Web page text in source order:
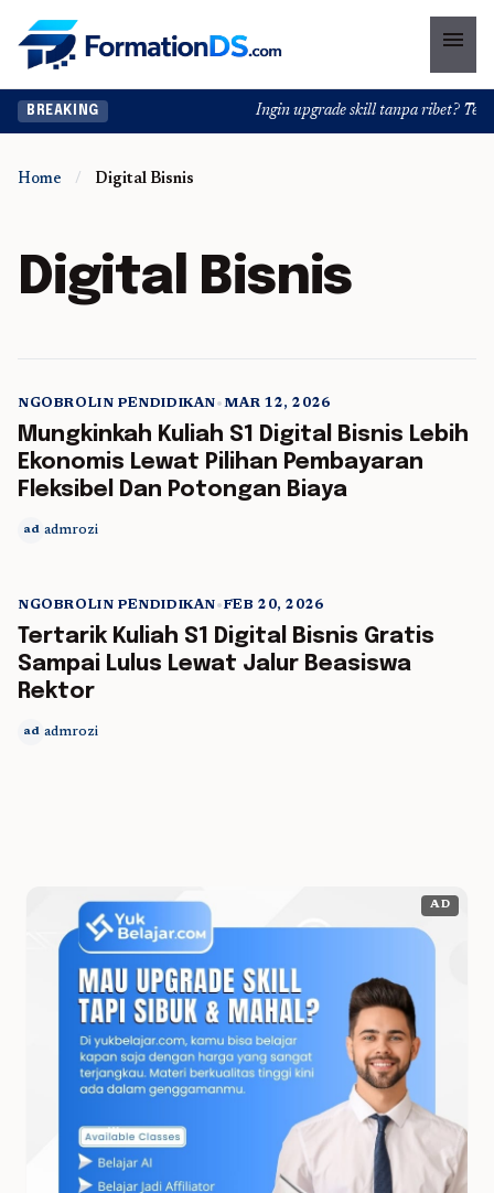
menu
BREAKING Ingin upgrade skill tanpa ribet?
Home / Digital Bisnis
Digital Bisnis
5 min read
NGOBROLIN PENDIDIKAN•MAR 12, 2026
Mungkinkah Kuliah S1 Digital Bisnis Lebih
Ekonomis Lewat Pilihan Pembayaran
Fleksibel Dan Potongan Biaya
ad admrozi
5 min read
NGOBROLIN PENDIDIKAN•FEB 20, 2026
Tertarik Kuliah S1 Digital Bisnis Gratis
Sampai Lulus Lewat Jalur Beasiswa
Rektor
ad admrozi
AD